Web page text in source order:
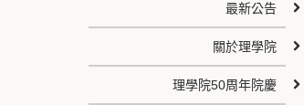
最新公告
關於理學院
理學院50周年院慶